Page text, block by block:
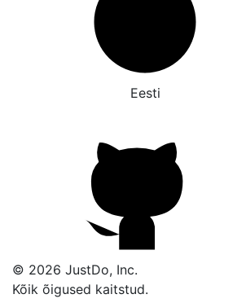
Eesti
© 2026 JustDo, Inc.
Kõik õigused kaitstud.